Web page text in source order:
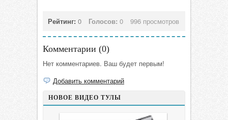
Рейтинг: 0 Голосов: 0 996 просмотров
Комментарии (0)
Нет комментариев. Ваш будет первым!
Добавить комментарий
НОВОЕ ВИДЕО ТУЛЫ